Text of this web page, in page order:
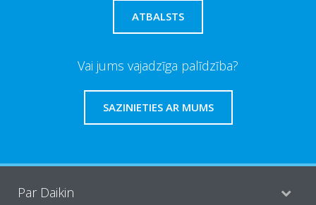
ATBALSTS
Vai jums vajadzīga palīdzība?
SAZINIETIES AR MUMS
Par Daikin